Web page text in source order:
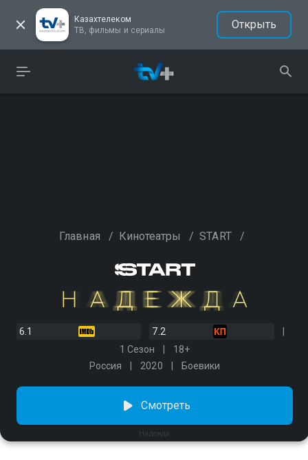
Казахтелеком
ТВ, фильмы и сериалы
Открыть
Главная / Кинотеатры / START /
6.1
7.2
1 Сезон
18+
Россия
2020 Боевики
Надежда
Смотреть